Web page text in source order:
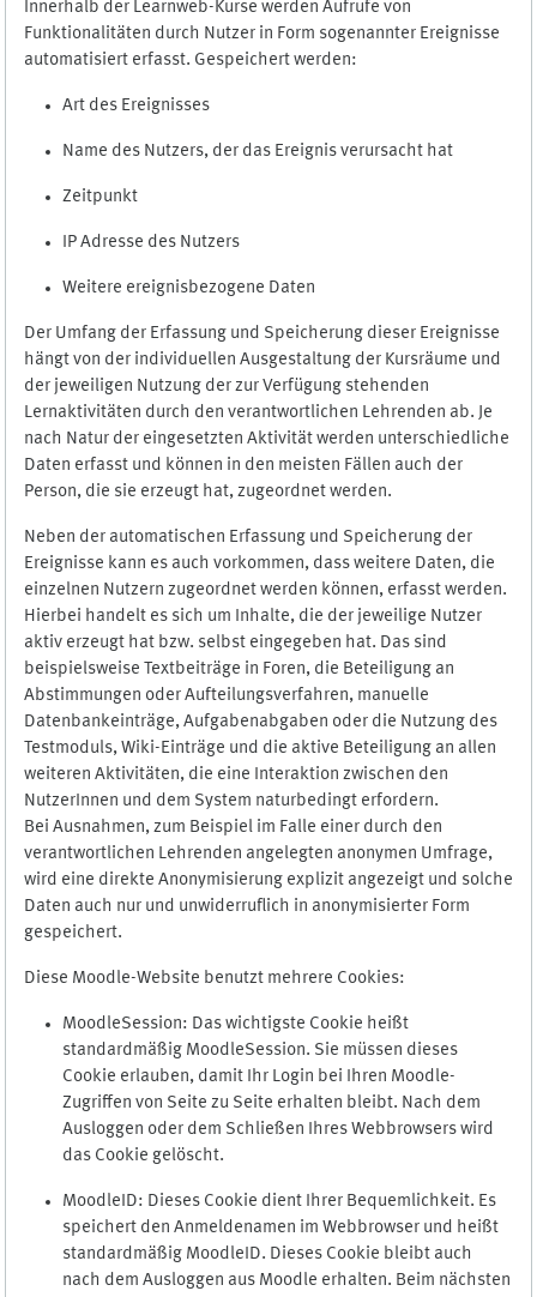
Innerhalb der Learnweb-Kurse werden Aufrufe von
Funktionalitäten durch Nutzer in Form sogenannter Ereignisse
automatisiert erfasst. Gespeichert werden:
Art des Ereignisses
Name des Nutzers, der das Ereignis verursacht hat
Zeitpunkt
IP Adresse des Nutzers
Weitere ereignisbezogene Daten
Der Umfang der Erfassung und Speicherung dieser Ereignisse
hängt von der individuellen Ausgestaltung der Kursräume und
der jeweiligen Nutzung der zur Verfügung stehenden
Lernaktivitäten durch den verantwortlichen Lehrenden ab. Je
nach Natur der eingesetzten Aktivität werden unterschiedliche
Daten erfasst und können in den meisten Fällen auch der
Person, die sie erzeugt hat, zugeordnet werden.
Neben der automatischen Erfassung und Speicherung der
Ereignisse kann es auch vorkommen, dass weitere Daten, die
einzelnen Nutzern zugeordnet werden können, erfasst werden.
Hierbei handelt es sich um Inhalte, die der jeweilige Nutzer
aktiv erzeugt hat bzw. selbst eingegeben hat. Das sind
beispielsweise Textbeiträge in Foren, die Beteiligung an
Abstimmungen oder Aufteilungsverfahren, manuelle
Datenbankeinträge, Aufgabenabgaben oder die Nutzung des
Testmoduls, Wiki-Einträge und die aktive Beteiligung an allen
weiteren Aktivitäten, die eine Interaktion zwischen den
NutzerInnen und dem System naturbedingt erfordern.
Bei Ausnahmen, zum Beispiel im Falle einer durch den
verantwortlichen Lehrenden angelegten anonymen Umfrage,
wird eine direkte Anonymisierung explizit angezeigt und solche
Daten auch nur und unwiderruflich in anonymisierter Form
gespeichert.
Diese Moodle-Website benutzt mehrere Cookies:
MoodleSession: Das wichtigste Cookie heißt
standardmäßig MoodleSession. Sie müssen dieses
Cookie erlauben, damit Ihr Login bei Ihren Moodle-
Zugriffen von Seite zu Seite erhalten bleibt. Nach dem
Ausloggen oder dem Schließen Ihres Webbrowsers wird
das Cookie gelöscht.
MoodleID: Dieses Cookie dient Ihrer Bequemlichkeit. Es
speichert den Anmeldenamen im Webbrowser und heißt
standardmäßig MoodleID. Dieses Cookie bleibt auch
nach dem Ausloggen aus Moodle erhalten. Beim nächsten